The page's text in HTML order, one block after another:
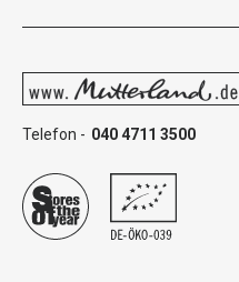
Telefon - 040 4711 3500